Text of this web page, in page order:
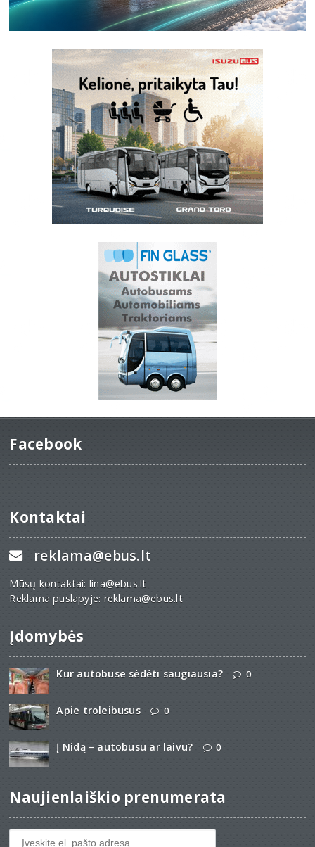
Facebook
Kontaktai
reklama@ebus.lt
Mūsų kontaktai: lina@ebus.lt
Reklama puslapyje: reklama@ebus.lt
Įdomybės
Kur autobuse sėdėti saugiausia? 0
Apie troleibusus 0
Į Nidą – autobusu ar laivu? 0
Naujienlaiškio prenumerata